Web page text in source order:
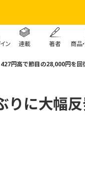
ン 連載 著者 商品・
円高で節目の28,000円を回
りに大幅